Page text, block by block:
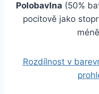
Polobavlna (50%
pocitově jako
Rozdílnost v